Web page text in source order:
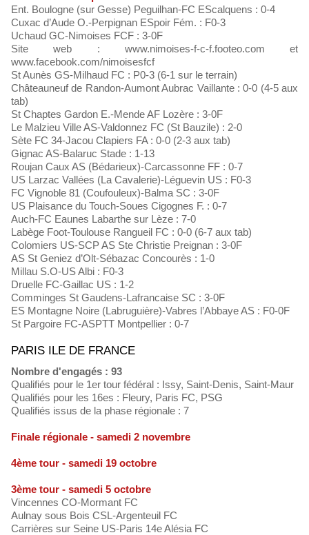
Ent. Boulogne (sur Gesse) Peguilhan-FC EScalquens : 0-4
Cuxac d’Aude O.-Perpignan ESpoir Fém. : F0-3
Uchaud GC-Nimoises FCF : 3-0F
Site web : www.nimoises-f-c-f.footeo.com et
www.facebook.com/nimoisesfcf
St Aunès GS-Milhaud FC : P0-3 (6-1 sur le terrain)
Châteauneuf de Randon-Aumont Aubrac Vaillante : 0-0 (4-5 aux
tab)
St Chaptes Gardon E.-Mende AF Lozère : 3-0F
Le Malzieu Ville AS-Valdonnez FC (St Bauzile) : 2-0
Sète FC 34-Jacou Clapiers FA : 0-0 (2-3 aux tab)
Gignac AS-Balaruc Stade : 1-13
Roujan Caux AS (Bédarieux)-Carcassonne FF : 0-7
US Larzac Vallées (La Cavalerie)-Léguevin US : F0-3
FC Vignoble 81 (Coufouleux)-Balma SC : 3-0F
US Plaisance du Touch-Soues Cigognes F. : 0-7
Auch-FC Eaunes Labarthe sur Lèze : 7-0
Labège Foot-Toulouse Rangueil FC : 0-0 (6-7 aux tab)
Colomiers US-SCP AS Ste Christie Preignan : 3-0F
AS St Geniez d’Olt-Sébazac Concourès : 1-0
Millau S.O-US Albi : F0-3
Druelle FC-Gaillac US : 1-2
Comminges St Gaudens-Lafrancaise SC : 3-0F
ES Montagne Noire (Labruguière)-Vabres l’Abbaye AS : F0-0F
St Pargoire FC-ASPTT Montpellier : 0-7
PARIS ILE DE FRANCE
Nombre d'engagés : 93
Qualifiés pour le 1er tour fédéral : Issy, Saint-Denis, Saint-Maur
Qualifiés pour les 16es : Fleury, Paris FC, PSG
Qualifiés issus de la phase régionale : 7
Finale régionale - samedi 2 novembre
4ème tour - samedi 19 octobre
3ème tour - samedi 5 octobre
Vincennes CO-Mormant FC
Aulnay sous Bois CSL-Argenteuil FC
Carrières sur Seine US-Paris 14e Alésia FC